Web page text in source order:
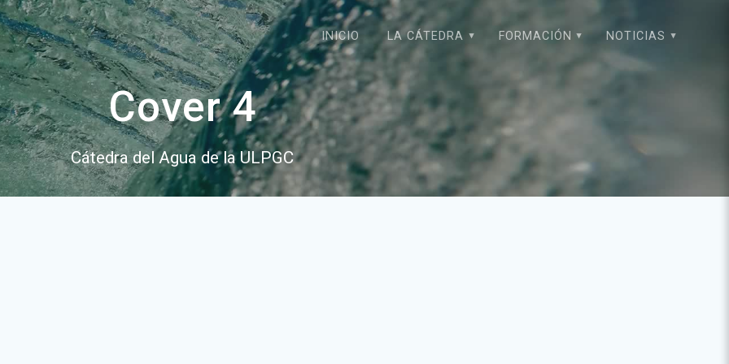
INICIO LA CÁTEDRA FORMACIÓN NOTICIAS
Cover 4
Cátedra del Agua de la ULPGC